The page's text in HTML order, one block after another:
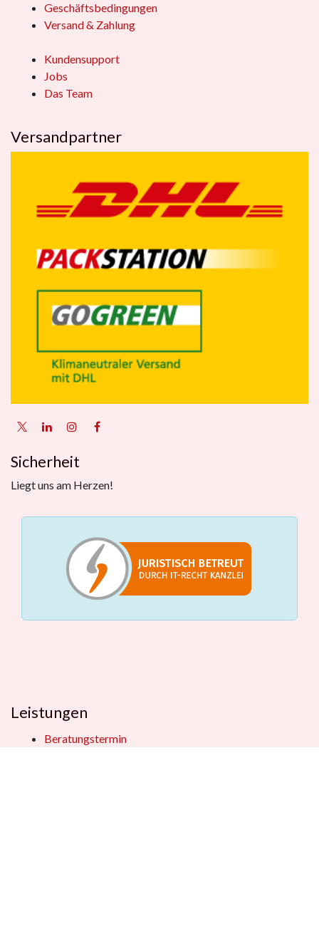
Geschäftsbedingungen
Versand & Zahlung
Kundensupport
Jobs
Das Team
Versandpartner
Sicherheit
Liegt uns am Herzen!
Leistungen
Beratungstermin